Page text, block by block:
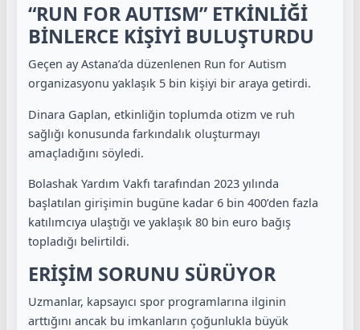
“RUN FOR AUTISM” ETKİNLİĞİ
BİNLERCE KİŞİYİ BULUŞTURDU
Geçen ay Astana’da düzenlenen Run for Autism
organizasyonu yaklaşık 5 bin kişiyi bir araya getirdi.
Dinara Gaplan, etkinliğin toplumda otizm ve ruh
sağlığı konusunda farkındalık oluşturmayı
amaçladığını söyledi.
Bolashak Yardım Vakfı tarafından 2023 yılında
başlatılan girişimin bugüne kadar 6 bin 400’den fazla
katılımcıya ulaştığı ve yaklaşık 80 bin euro bağış
topladığı belirtildi.
ERİŞİM SORUNU SÜRÜYOR
Uzmanlar, kapsayıcı spor programlarına ilginin
arttığını ancak bu imkanların çoğunlukla büyük